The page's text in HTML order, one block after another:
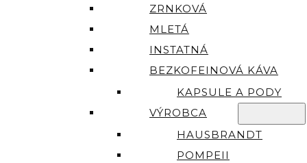
ZRNKOVÁ
MLETÁ
INSTATNÁ
BEZKOFEINOVÁ KÁVA
KAPSULE A PODY
VÝROBCA
HAUSBRANDT
POMPEII